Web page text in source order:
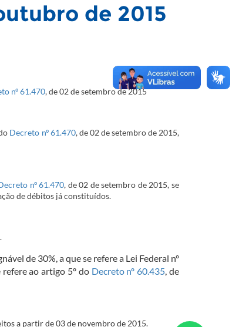
de 2015
nº 61.470, de 02 de setembro de 2015
Decreto nº 61.470, de 02 de setembro de 2015,
nº 61.470, de 02 de setembro de 2015, se
de débitos já constituídos.
de 30%, a que se refere a Lei Federal nº
refere ao artigo 5º do Decreto nº 60.435​, de
a partir de 03 de novembro de 2015.